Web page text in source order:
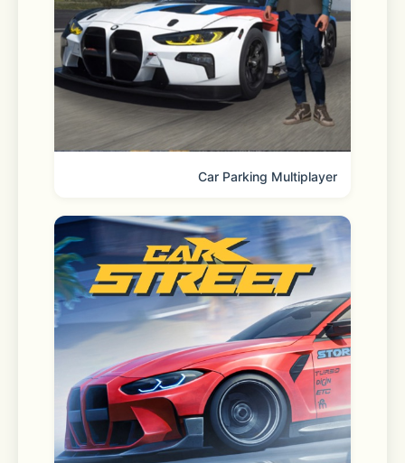
□■こんな方におすすめ！■□
・男性声優が好き
・ノベルゲームが好き
・パズルゲームが好き
・サスペンスが好き
・日々の癒しが欲しい
Car Parking Multiplayer